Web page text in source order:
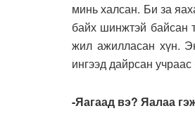
минь халсан. Би за
байх шинжтэй байсан
жил ажилласан хүн.
ингээд дайрсан
-Яагаад вэ? Яалаа